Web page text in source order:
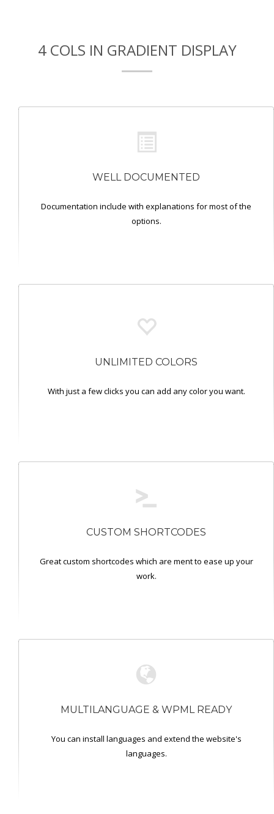
4 COLS IN GRADIENT DISPLAY
WELL DOCUMENTED
Documentation include with explanations for most of the
options.
UNLIMITED COLORS
With just a few clicks you can add any color you want.
CUSTOM SHORTCODES
Great custom shortcodes which are ment to ease up your
work.
MULTILANGUAGE & WPML READY
You can install languages and extend the website's
languages.